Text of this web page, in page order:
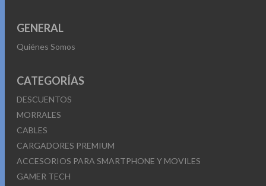
GENERAL
Quiénes Somos
CATEGORÍAS
DESCUENTOS
MORRALES
CABLES
CARGADORES PREMIUM
ACCESORIOS PARA SMARTPHONE Y MOVILES
GAMER TECH